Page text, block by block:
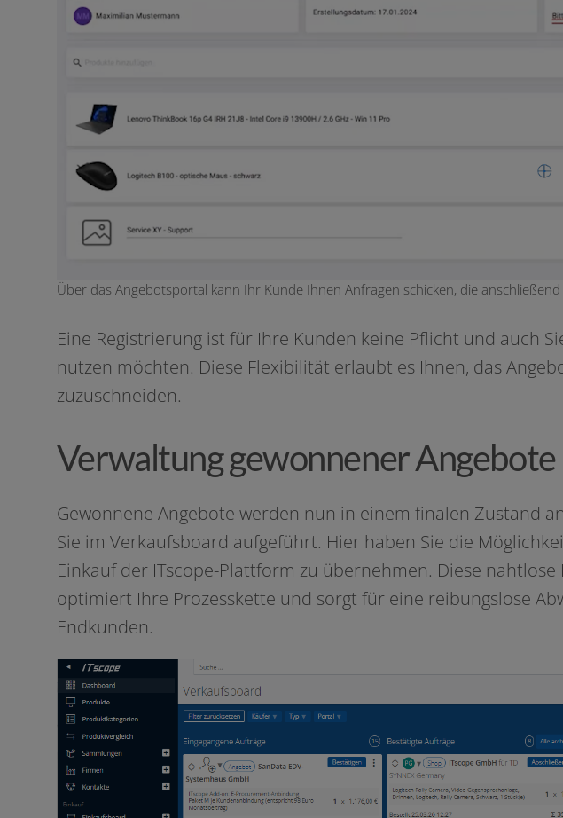
Über das Angebotsportal kann Ihr Kunde Ihnen Anfragen schicken, die
Eine Registrierung ist für Ihre Kunden kei­ne Pflicht und auch
nut­zen möch­ten. Diese Flexibilität erlaubt es Ihnen, das
zuzuschneiden.
Verwaltung gewonnener Angebote
Gewonnene Angebote wer­den nun in einem fina­len Zustand
Sie im Verkaufsboard auf­ge­führt. Hier haben Sie die
Einkauf der ITscope-Plattform zu über­neh­men. Diese
opti­miert Ihre Prozesskette und sorgt für eine rei­bungs­lo­se
Endkunden.